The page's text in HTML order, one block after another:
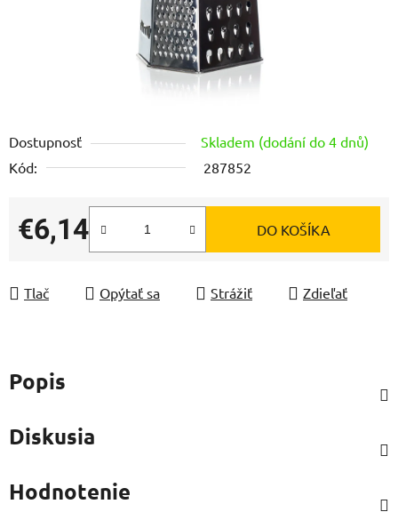
Dostupnosť
Skladem (dodání do 4 dnů)
Kód:
287852
€6,14
Jednotková cena:
DO KOŠÍKA
Tlač Opýtať sa Strážiť Zdieľať
Popis
Diskusia
Hodnotenie